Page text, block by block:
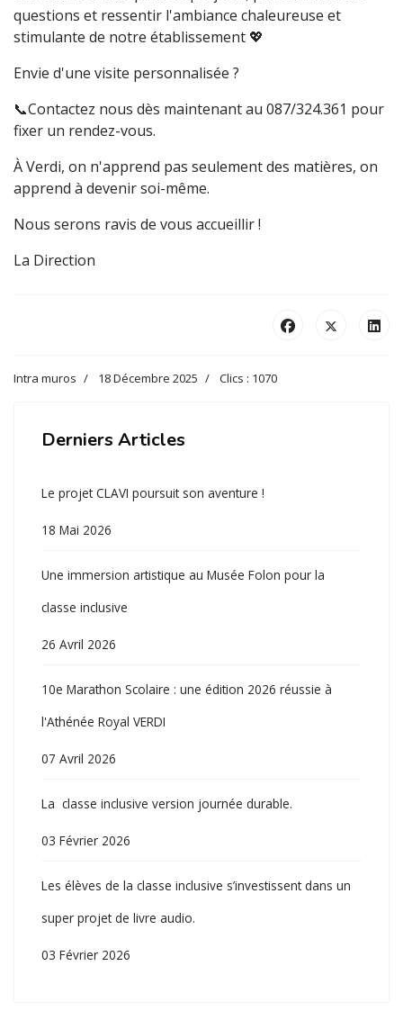
questions et ressentir l'ambiance chaleureuse et
stimulante de notre établissement 💖
Envie d'une visite personnalisée ?
📞Contactez nous dès maintenant au 087/324.361 pour
fixer un rendez-vous.
À Verdi, on n'apprend pas seulement des matières, on
apprend à devenir soi-même.
Nous serons ravis de vous accueillir !
La Direction
Intra muros 18 Décembre 2025 Clics : 1070
Derniers Articles
Le projet CLAVI poursuit son aventure !
18 Mai 2026
Une immersion artistique au Musée Folon pour la
classe inclusive
26 Avril 2026
10e Marathon Scolaire : une édition 2026 réussie à
l'Athénée Royal VERDI
07 Avril 2026
La classe inclusive version journée durable.
03 Février 2026
Les élèves de la classe inclusive s’investissent dans un
super projet de livre audio.
03 Février 2026